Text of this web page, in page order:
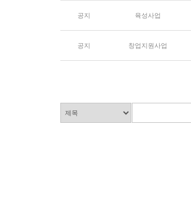
공지 육성사업
공지 창업지원사업